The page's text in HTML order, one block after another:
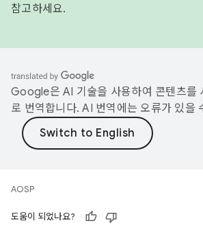
참고하세요.
Google은 AI 기술을 사용하여 콘텐츠를
로 번역합니다. AI 번역에는 오류가 있을
AOSP
도움이 되었나요?